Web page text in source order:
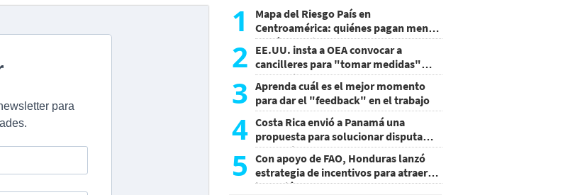
1
Mapa del Riesgo País en
Centroamérica: quiénes pagan menos
y cuáles mejoraron
2 EE.UU. insta a OEA convocar a
cancilleres para "tomar medidas"
sobre Nicaragua
3 Aprenda cuál es el mejor momento
para dar el "feedback" en el trabajo
4 Costa Rica envió a Panamá una
propuesta para solucionar disputa
comercial
5
Con apoyo de FAO, Honduras lanzó
estrategia de incentivos para atraer
inversión al agro